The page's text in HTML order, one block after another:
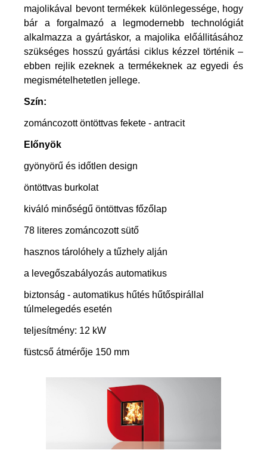
majolikával bevont termékek különlegessége, hogy
bár a forgalmazó a legmodernebb technológiát
alkalmazza a gyártáskor, a majolika előállitásához
szükséges hosszú gyártási ciklus kézzel történik –
ebben rejlik ezeknek a termékeknek az egyedi és
megismételhetetlen jellege.
Szín:
zománcozott öntöttvas fekete - antracit
Előnyök
gyönyörű és időtlen design
öntöttvas burkolat
kiváló minőségű öntöttvas főzőlap
78 literes zománcozott sütő
hasznos tárolóhely a tűzhely alján
a levegőszabályozás automatikus
biztonság - automatikus hűtés hűtőspirállal
túlmelegedés esetén
teljesítmény: 12 kW
füstcső átmérője 150 mm